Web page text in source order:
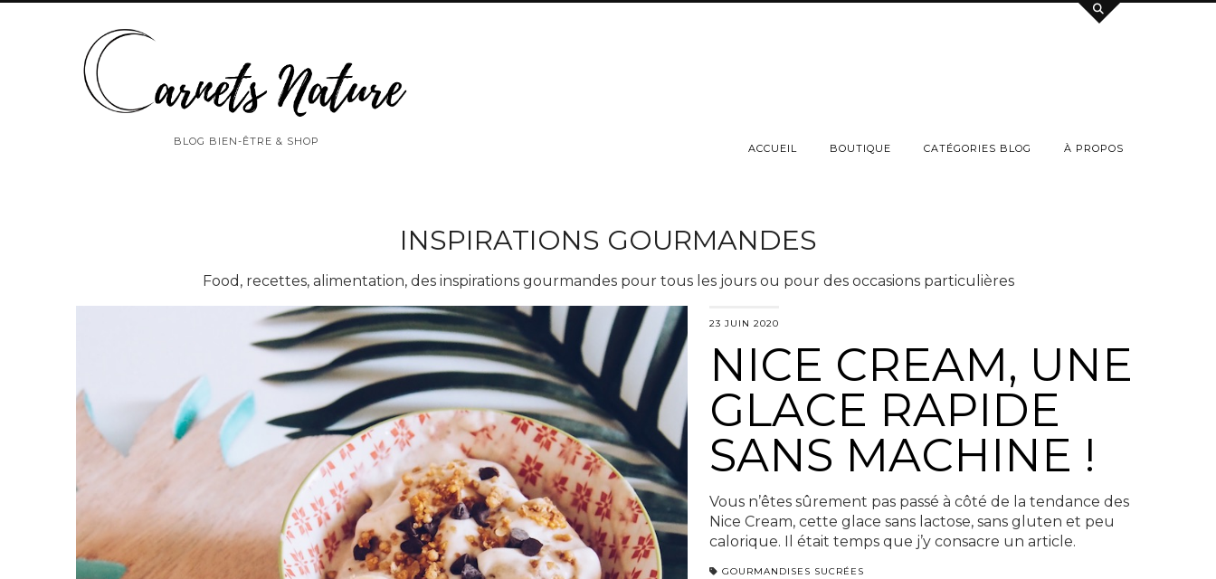
BLOG BIEN-ÊTRE & SHOP
ACCUEIL BOUTIQUE CATÉGORIES BLOG À PROPOS
INSPIRATIONS GOURMANDES
Food, recettes, alimentation, des inspirations gourmandes pour tous les jours ou pour des occasions particulières
23 JUIN 2020
NICE CREAM, UNE
GLACE RAPIDE
SANS MACHINE !
Vous n’êtes sûrement pas passé à côté de la tendance des
Nice Cream, cette glace sans lactose, sans gluten et peu
calorique. Il était temps que j’y consacre un article.
GOURMANDISES SUCRÉES